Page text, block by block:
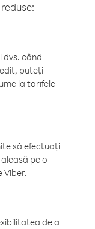
dvs. când
puteți
la tarifele
să efectuați
pe o
Viber.
de a